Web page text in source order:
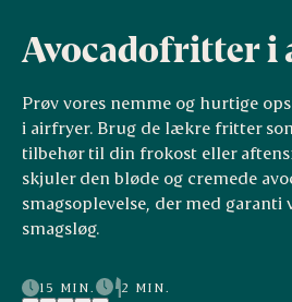
Avocadofritter i
Prøv vores nemme og hurtige
i airfryer. Brug de lækre fritter
tilbehør til din frokost eller
skjuler den bløde og cremede
smagsoplevelse, der med
smagsløg.
15 MIN.
2 MIN.